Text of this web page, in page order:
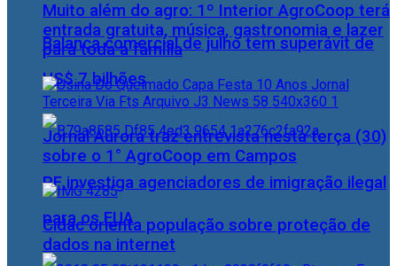
Balança comercial de julho tem superávit de
US$ 7 bilhões
PF investiga agenciadores de imigração ilegal
para os EUA
Muito além do agro: 1º Interior AgroCoop terá
entrada gratuita, música, gastronomia e lazer
para toda a família
Jornal Aurora traz entrevista nesta terça (30)
sobre o 1° AgroCoop em Campos
Cidac orienta população sobre proteção de
dados na internet